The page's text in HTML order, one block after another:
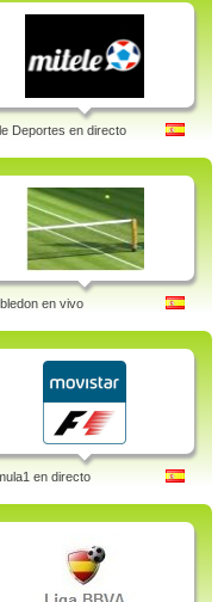
Deportes en directo
en vivo
en directo